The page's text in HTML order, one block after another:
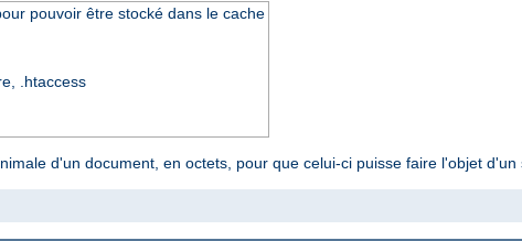
pouvoir être stocké dans le cache
.htaccess
d'un document, en octets, pour que celui-ci puisse faire l'objet d'un